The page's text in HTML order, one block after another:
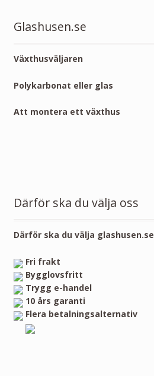
Glashusen.se
Växthusväljaren
Polykarbonat eller glas
Att montera ett växthus
Därför ska du välja oss
Därför ska du välja glashusen.se
Fri frakt
Bygglovsfritt
Trygg e-handel
10 års garanti
Flera betalningsalternativ